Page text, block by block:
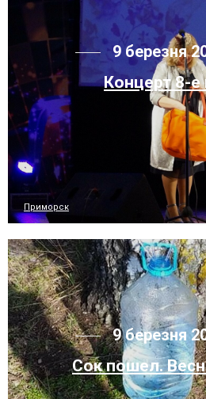
9 березня
Концерт 8-е
Приморск
9 березня
Сок пошел.